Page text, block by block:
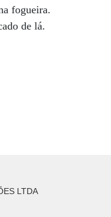
fogueira.
de lá.
LTDA